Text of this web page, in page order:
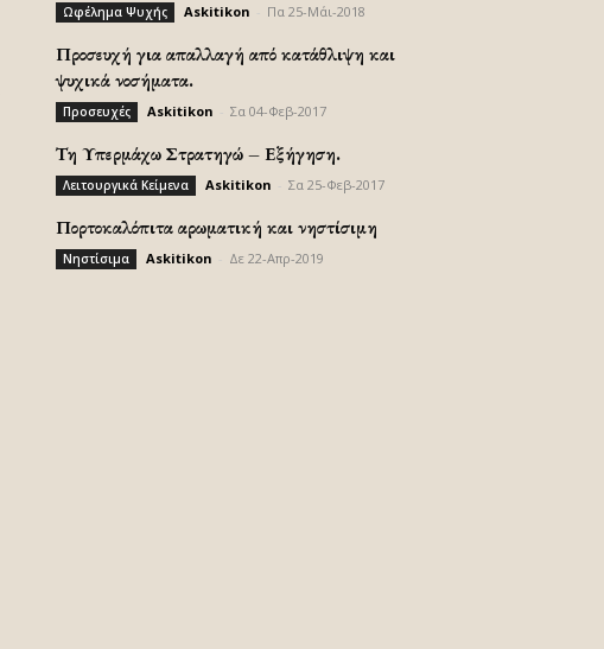
Ωφέλημα Ψυχής Askitikon Πα 25-Μάι-2018
Προσευχή για απαλλαγή από κατάθλιψη και
ψυχικά νοσήματα.
Προσευχές Askitikon Σα 04-Φεβ-2017
Τη Υπερμάχω Στρατηγώ – Εξήγηση.
Λειτουργικά Κείμενα Askitikon Σα 25-Φεβ-2017
Πορτοκαλόπιτα αρωματική και νηστίσιμη
Νηστίσιμα Askitikon Δε 22-Απρ-2019